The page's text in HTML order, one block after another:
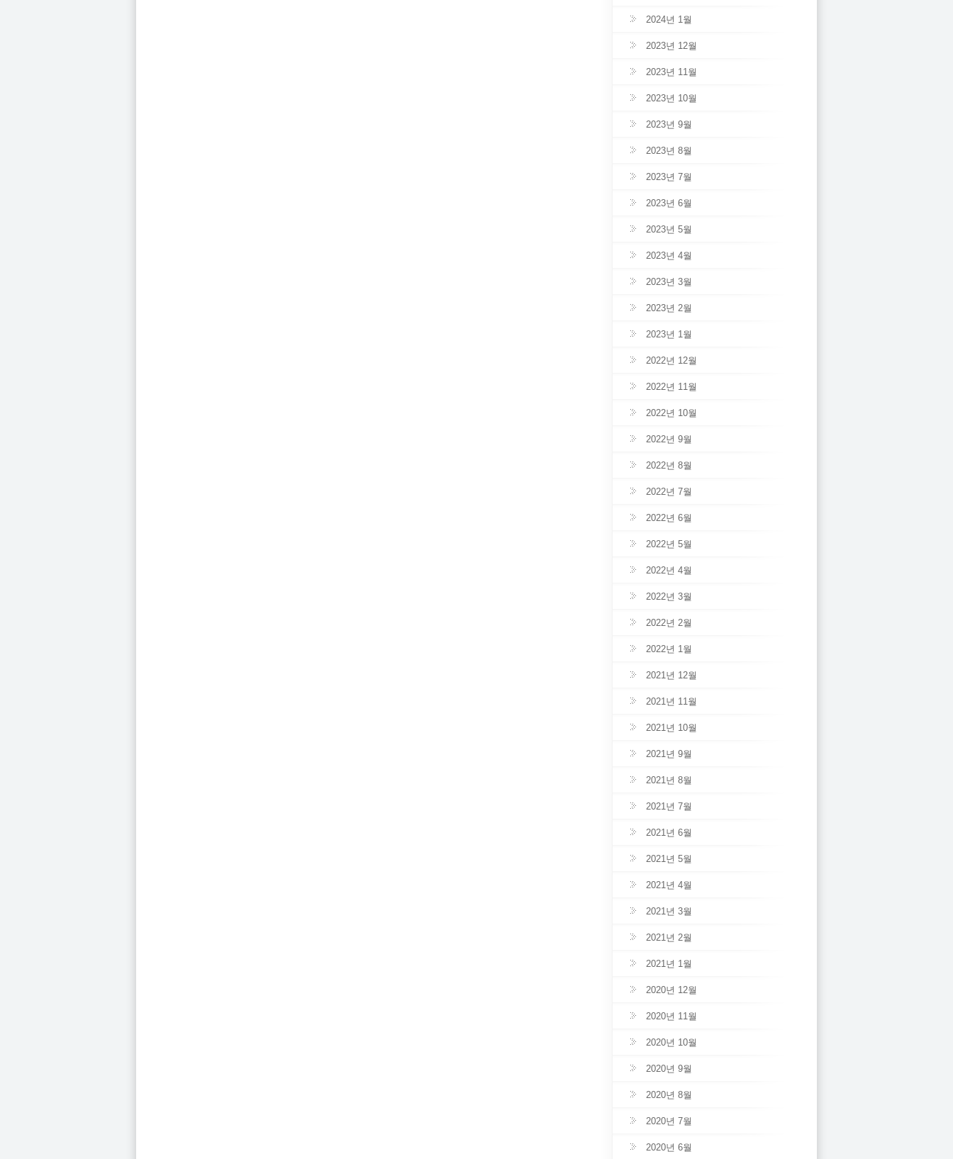
2024년 1월
2023년 12월
2023년 11월
2023년 10월
2023년 9월
2023년 8월
2023년 7월
2023년 6월
2023년 5월
2023년 4월
2023년 3월
2023년 2월
2023년 1월
2022년 12월
2022년 11월
2022년 10월
2022년 9월
2022년 8월
2022년 7월
2022년 6월
2022년 5월
2022년 4월
2022년 3월
2022년 2월
2022년 1월
2021년 12월
2021년 11월
2021년 10월
2021년 9월
2021년 8월
2021년 7월
2021년 6월
2021년 5월
2021년 4월
2021년 3월
2021년 2월
2021년 1월
2020년 12월
2020년 11월
2020년 10월
2020년 9월
2020년 8월
2020년 7월
2020년 6월